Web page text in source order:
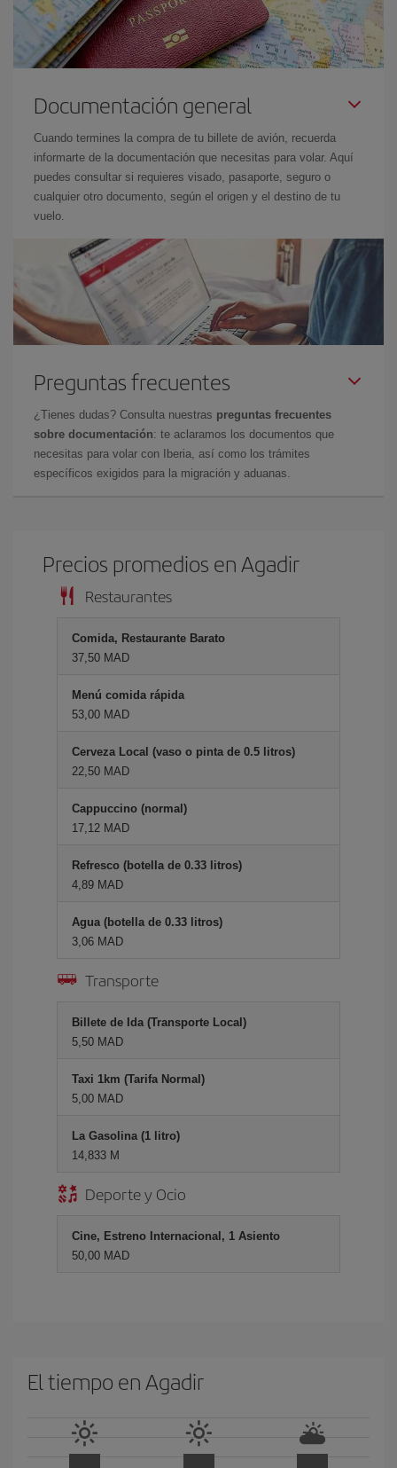
Documentación general
Cuando termines la compra de tu billete de avión, recuerda
informarte de la documentación que necesitas para volar. Aquí
puedes consultar si requieres visado, pasaporte, seguro o
cualquier otro documento, según el origen y el destino de tu
vuelo.
Preguntas frecuentes
¿Tienes dudas? Consulta nuestras preguntas frecuentes
sobre documentación: te aclaramos los documentos que
necesitas para volar con Iberia, así como los trámites
específicos exigidos para la migración y aduanas.
Precios promedios en Agadir
Restaurantes
Comida, Restaurante Barato
37,50 MAD
Menú comida rápida
53,00 MAD
Cerveza Local (vaso o pinta de 0.5 litros)
22,50 MAD
Cappuccino (normal)
17,12 MAD
Refresco (botella de 0.33 litros)
4,89 MAD
Agua (botella de 0.33 litros)
3,06 MAD
Transporte
Billete de Ida (Transporte Local)
5,50 MAD
Taxi 1km (Tarifa Normal)
5,00 MAD
La Gasolina (1 litro)
14,833 M
Deporte y Ocio
Cine, Estreno Internacional, 1 Asiento
50,00 MAD
El tiempo en Agadir